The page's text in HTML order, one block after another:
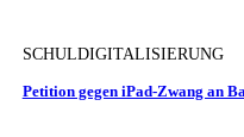
SCHULDIGITALISIERUNG
Petition gegen iPad-Zwang an